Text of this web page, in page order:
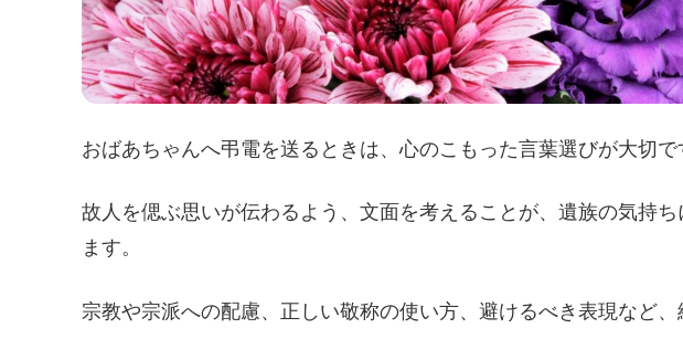
おばあちゃんへ弔電を送るときは、心のこもった言葉選びが大切で
故人を偲ぶ思いが伝わるよう、文面を考えることが、遺族の気持
ます。
宗教や宗派への配慮、正しい敬称の使い方、避けるべき表現など、